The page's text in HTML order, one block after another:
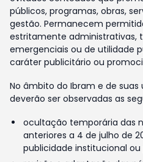
públicos, programas, obras,
gestão. Permanecem
estritamente administrativas,
emergenciais ou de utilidade
caráter publicitário ou
No âmbito do Ibram e de
deverão ser observadas as
ocultação temporária das
anteriores a 4 de julho de
publicidade institucional